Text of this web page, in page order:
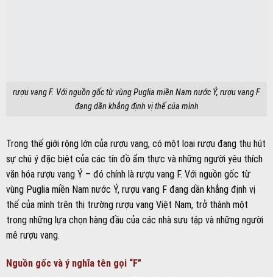
rượu vang F. Với nguồn gốc từ vùng Puglia miền Nam nước Ý, rượu vang F
đang dần khẳng định vị thế của mình
Trong thế giới rộng lớn của rượu vang, có một loại rượu đang thu hút
sự chú ý đặc biệt của các tín đồ ẩm thực và những người yêu thích
văn hóa rượu vang Ý – đó chính là rượu vang F. Với nguồn gốc từ
vùng Puglia miền Nam nước Ý, rượu vang F đang dần khẳng định vị
thế của mình trên thị trường rượu vang Việt Nam, trở thành một
trong những lựa chọn hàng đầu của các nhà sưu tập và những người
mê rượu vang.
Nguồn gốc và ý nghĩa tên gọi “F”